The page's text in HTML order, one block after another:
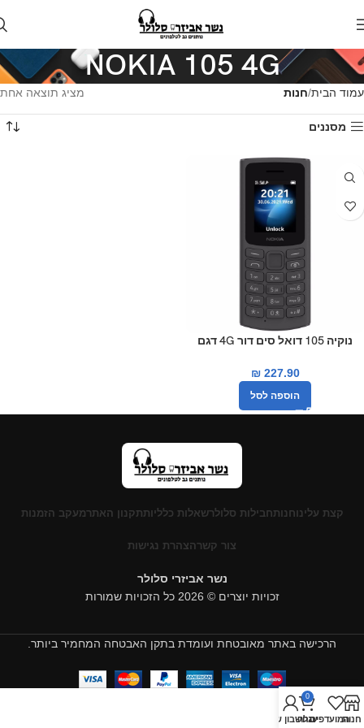
NOKIA 105 4G
עמוד הבית חנות מציג תוצאה אחת
מסננים
נוקיה 105 דואל סים דור 4G דגם
₪227.90
הוספה לסל
קצת עלינוחנותחבילות סלולרשאלות כלליותתקנון האתרמעקב הזמנות
צור קשרהצהרת נגישות
נשר אביזרי סלולר
זכויות יוצרים © 2026 כל הזכויות שמורות
הרכישה באתר מאובטחת ועומדת בתקן האבטחה המחמיר ביותר.
חנותהמועדפים
0
עגלה
החשבון שלי